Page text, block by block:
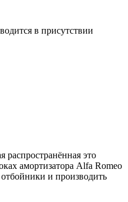
в присутствии
это
амортизатора Alfa Romeo
и производить